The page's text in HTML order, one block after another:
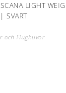
LIGHT
SVART
och Flughuvor